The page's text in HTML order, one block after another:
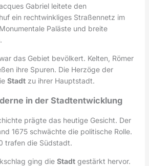
Gabriel leitete den
ein rechtwinkliges Straßennetz im
Paläste und breite
das Gebiet bevölkert. Kelten, Römer
ihre Spuren. Die Herzöge der
Stadtzu ihrer Hauptstadt.
in der Stadtentwicklung
prägte das heutige Gesicht. Der
1675 schwächte die politische Rolle.
trafen die Südstadt.
ging die Stadtgestärkt hervor.